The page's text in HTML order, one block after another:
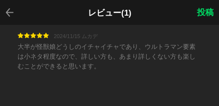
レビュー(1)
戻る
投稿
2024/11/15 ムカデ
大半が怪獣娘どうしのイチャイチャであり、ウルトラマン要素
は小ネタ程度なので、詳しい方も、あまり詳しくない方も楽し
むことができると思います。